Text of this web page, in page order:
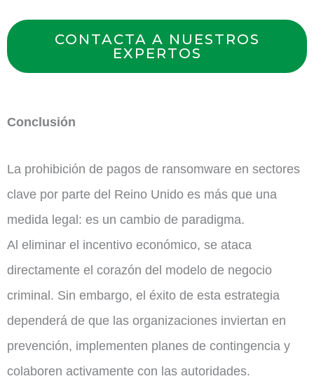
CONTACTA A NUESTROS
EXPERTOS
Conclusión
La prohibición de pagos de ransomware en sectores
clave por parte del Reino Unido es más que una
medida legal: es un cambio de paradigma.
Al eliminar el incentivo económico, se ataca
directamente el corazón del modelo de negocio
criminal. Sin embargo, el éxito de esta estrategia
dependerá de que las organizaciones inviertan en
prevención, implementen planes de contingencia y
colaboren activamente con las autoridades.